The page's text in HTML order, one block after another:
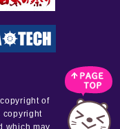
of
copyright
which may